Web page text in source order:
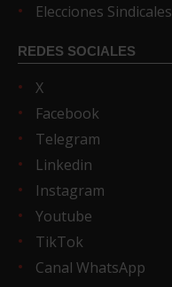
Elecciones Sindicales
REDES SOCIALES
X
Facebook
Telegram
Linkedin
Instagram
Youtube
TikTok
Canal WhatsApp